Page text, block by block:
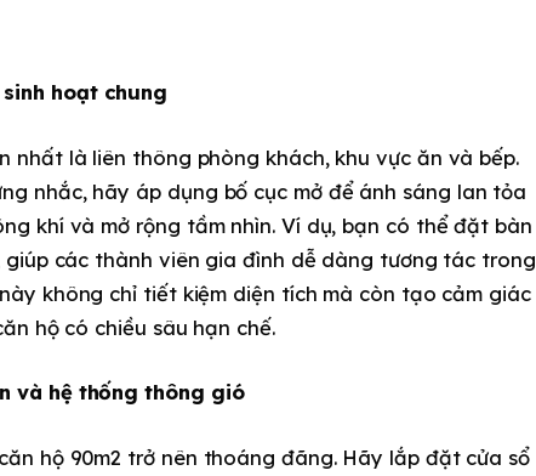
hoạt chung
nhất là liên thông phòng khách, khu vực ăn và bếp.
nhắc, hãy áp dụng bố cục mở để ánh sáng lan tỏa
khí và mở rộng tầm nhìn. Ví dụ, bạn có thể đặt bàn
các thành viên gia đình dễ dàng tương tác trong
không chỉ tiết kiệm diện tích mà còn tạo cảm giác
hộ có chiều sâu hạn chế.
và hệ thống thông gió
hộ 90m2 trở nên thoáng đãng. Hãy lắp đặt cửa sổ